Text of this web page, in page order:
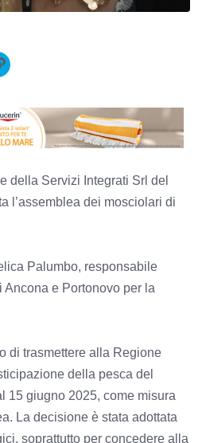
della Servizi Integrati Srl del
l’assemblea dei mosciolari di
Palumbo, responsabile
e Portonovo per la
di trasmettere alla Regione
della pesca del
15 giugno 2025, come misura
La decisione è stata adottata
soprattutto per concedere alla